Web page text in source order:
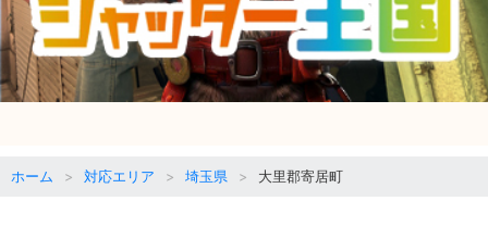
ホーム 対応エリア 埼玉県 大里郡寄居町